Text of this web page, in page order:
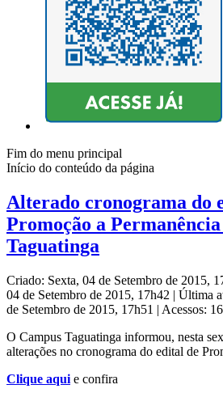
Fim do menu principal
Início do conteúdo da página
Alterado cronograma do
Promoção a
Taguatinga
Criado: Sexta, 04 de Setembro de 2015,
04 de Setembro de 2015, 17h42 | Última
de Setembro de 2015, 17h51 | Acessos:
O Campus Taguatinga informou, nesta
alterações no cronograma do edital de
Clique aqui e confira